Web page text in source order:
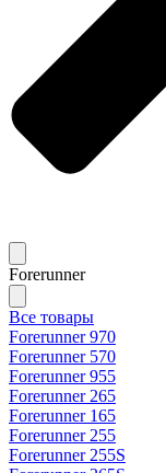
Forerunner
Все товары
Forerunner 970
Forerunner 570
Forerunner 955
Forerunner 265
Forerunner 165
Forerunner 255
Forerunner 255S